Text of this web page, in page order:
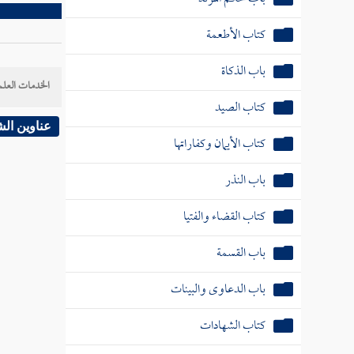
كتاب الأطعمة
باب الذكاة
كتاب الصيد
كتاب الأيمان وكفاراتها
باب النذر
كتاب القضاء والفتيا
باب القسمة
باب الدعاوى والبينات
كتاب الشهادات
الخدمات
عناوين